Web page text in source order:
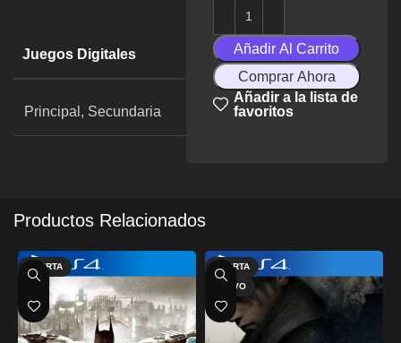
Juegos Digitales
Principal, Secundaria
Añadir Al Carrito
Comprar Ahora
Añadir a la lista de
favoritos
Productos Relacionados
OFERTA
OFERTA
NUEVO